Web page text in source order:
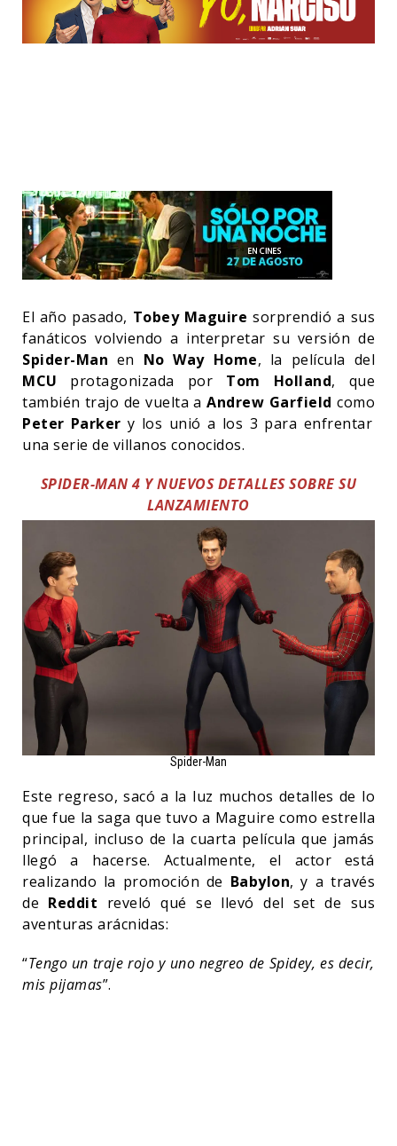
El año pasado, Tobey Maguire sorprendió a sus
fanáticos volviendo a interpretar su versión de
Spider-Man en No Way Home, la película del
MCU protagonizada por Tom Holland, que
también trajo de vuelta aAndrew Garfield como
Peter Parkery los unió a los 3 para enfrentar
una serie de villanos conocidos.
SPIDER-MAN 4 Y NUEVOS DETALLES SOBRE SU
LANZAMIENTO
Spider-Man
Este regreso, sacó a la luz muchos detalles de lo
que fue la saga que tuvo a Maguire como estrella
principal, incluso de la cuarta película que jamás
llegó a hacerse. Actualmente, el actor está
realizando la promoción de Babylon, y a través
de Reddit reveló qué se llevó del set de sus
aventuras arácnidas:
“Tengo un traje rojo y uno negreo de Spidey, es decir,
mis pijamas”.